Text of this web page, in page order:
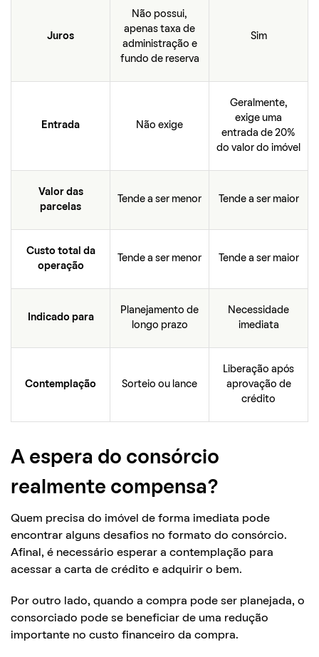
Juros
Não possui,
apenas taxa de
administração e
fundo de reserva
Sim
Entrada Não exige
Geralmente,
exige uma
entrada de 20%
do valor do imóvel
Valor das
parcelas
Tende a ser menor Tende a ser maior
Custo total da
operação
Tende a ser menor Tende a ser maior
Indicado para
Planejamento de
longo prazo
Necessidade
imediata
Contemplação Sorteio ou lance
Liberação após
aprovação de
crédito
A espera do consórcio
realmente compensa?
Quem precisa do imóvel de forma imediata pode
encontrar alguns desafios no formato do consórcio.
Afinal, é necessário esperar a contemplação para
acessar a carta de crédito e adquirir o bem.
Por outro lado, quando a compra pode ser planejada, o
consorciado pode se beneficiar de uma redução
importante no custo financeiro da compra.